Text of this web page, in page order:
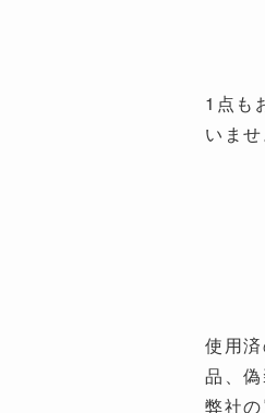
1点も
いませ
使用
品、
弊社